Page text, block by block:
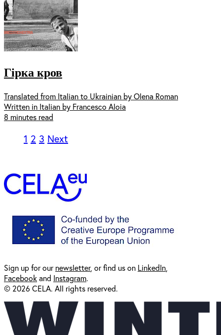
Гірка кров
Translated from Italian to Ukrainian by Olena Roman
Written in Italian by Francesco Aloia
8 minutes read
1 2 3 Next
Sign up for ournewsletter, or find us on LinkedIn
Facebookand Instagram.
© 2026 CELA. All rights reserved.